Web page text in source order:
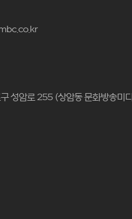
성암로 255 (상암동 문화방송미